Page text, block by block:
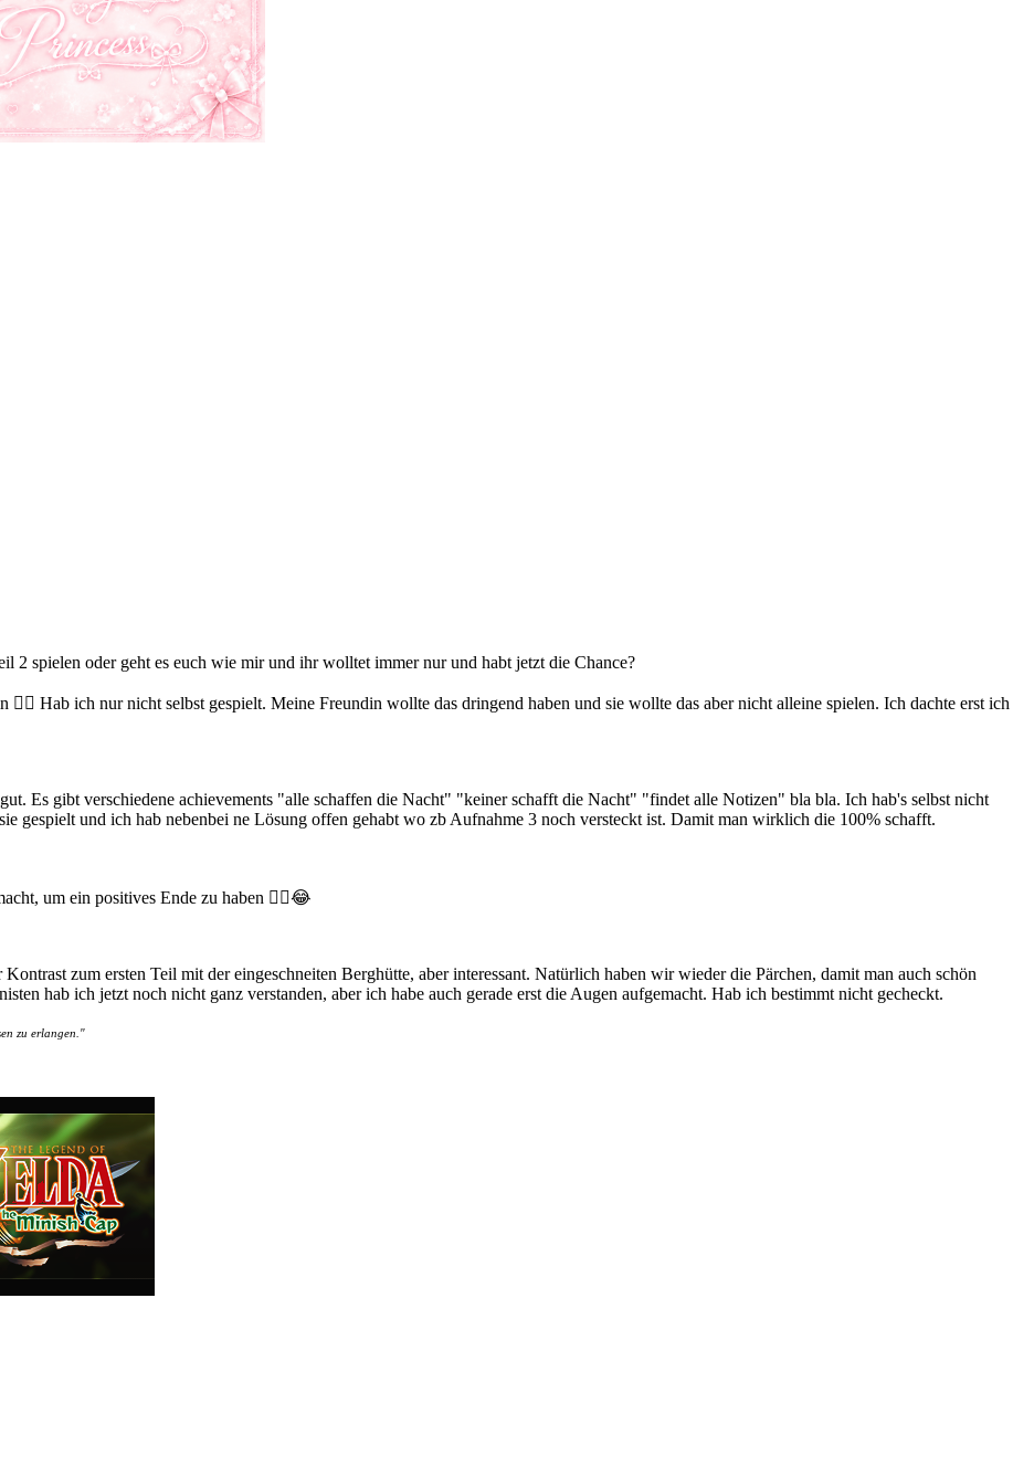
2 spielen oder geht es euch wie mir und ihr wolltet immer nur und habt jetzt die Chance?
Hab ich nur nicht selbst gespielt. Meine Freundin wollte das dringend haben und sie wollte das aber nicht alleine spielen. Ich dachte erst ich
Es gibt verschiedene achievements "alle schaffen die Nacht" "keiner schafft die Nacht" "findet alle Notizen" bla bla. Ich hab's selbst nicht
gespielt und ich hab nebenbei ne Lösung offen gehabt wo zb Aufnahme 3 noch versteckt ist. Damit man wirklich die 100% schafft.
um ein positives Ende zu haben 😮‍💨😂
zum ersten Teil mit der eingeschneiten Berghütte, aber interessant. Natürlich haben wir wieder die Pärchen, damit man auch schön
hab ich jetzt noch nicht ganz verstanden, aber ich habe auch gerade erst die Augen aufgemacht. Hab ich bestimmt nicht gecheckt.
zu erlangen."